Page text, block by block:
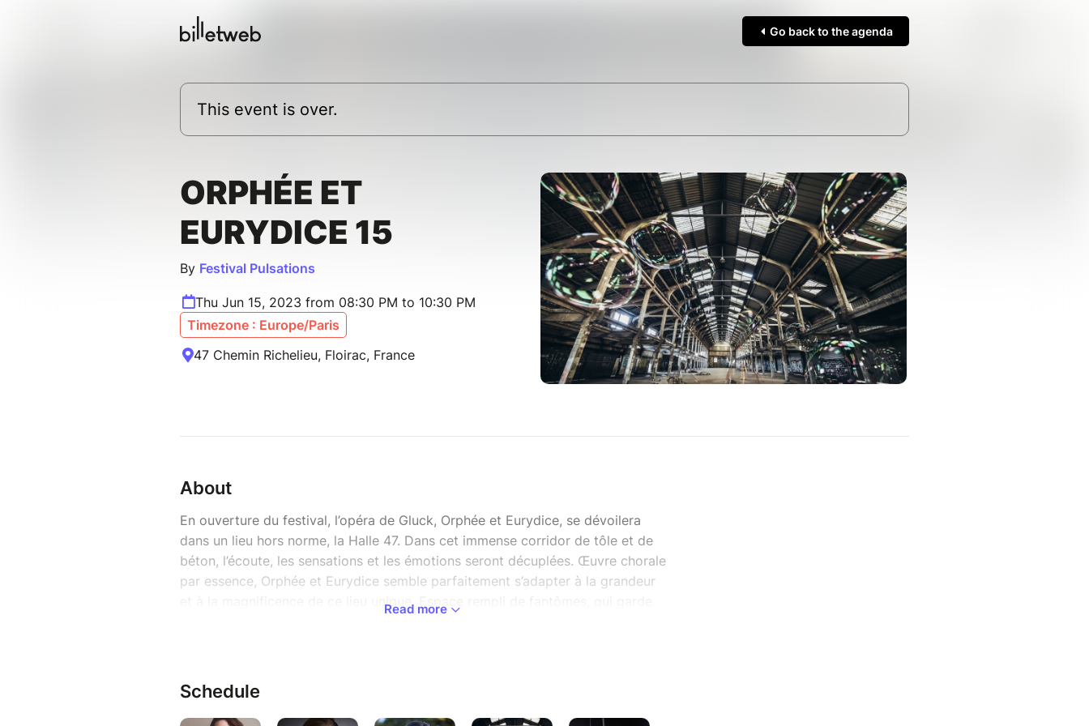
Go back to the agenda
This event is over.
ORPHÉE ET
EURYDICE 15
By Festival Pulsations
Thu Jun 15, 2023 from 08:30 PM to 10:30 PM
Timezone : Europe/Paris
47 Chemin Richelieu, Floirac, France
About
En ouverture du festival, l’opéra de Gluck, Orphée et Eurydice, se dévoilera
dans un lieu hors norme, la Halle 47. Dans cet immense corridor de tôle et de
béton, l’écoute, les sensations et les émotions seront décuplées. Œuvre chorale
par essence, Orphée et Eurydice semble parfaitement s’adapter à la grandeur
et à la magnificence de ce lieu unique. Espace rempli de fantômes, qui garde
pertes et de déchirures ne pourra que trouver une chambre d’échos favorable
à sa grandeur.
Read more
Schedule